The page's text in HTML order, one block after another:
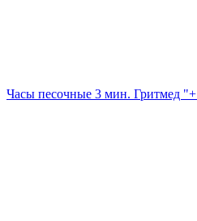
Часы песочные 3 мин. Гритмед "+